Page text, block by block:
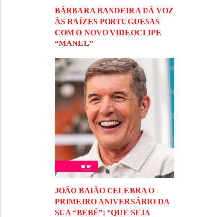
BÁRBARA BANDEIRA DÁ VOZ
ÀS RAÍZES PORTUGUESAS
COM O NOVO VIDEOCLIPE
“MANEL”
JOÃO BAIÃO CELEBRA O
PRIMEIRO ANIVERSÁRIO DA
SUA “BEBÉ”: “QUE SEJA